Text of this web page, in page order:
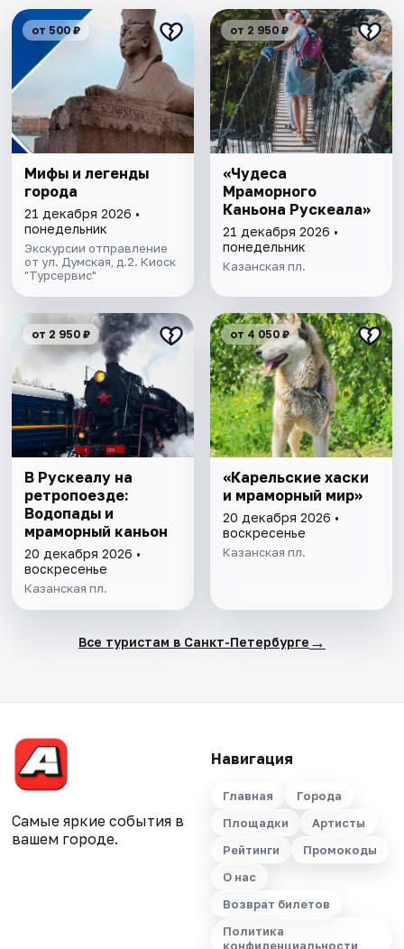
от 500 ₽
Мифы и легенды
города
21 декабря 2026 •
понедельник
Экскурсии отправление
от ул. Думская, д.2. Киоск
"Турсервис"
от 2 950 ₽
«Чудеса
Мраморного
Каньона Рускеала»
21 декабря 2026 •
понедельник
Казанская пл.
от 2 950 ₽
В Рускеалу на
ретропоезде:
Водопады и
мраморный каньон
20 декабря 2026 •
воскресенье
Казанская пл.
от 4 050 ₽
«Карельские хаски
и мраморный мир»
20 декабря 2026 •
воскресенье
Казанская пл.
Все туристам в Санкт-Петербурге →
Самые яркие события в
вашем городе.
Навигация
Главная
Города
Площадки
Артисты
Рейтинги
Промокоды
О нас
Возврат билетов
Политика
конфиденциальности